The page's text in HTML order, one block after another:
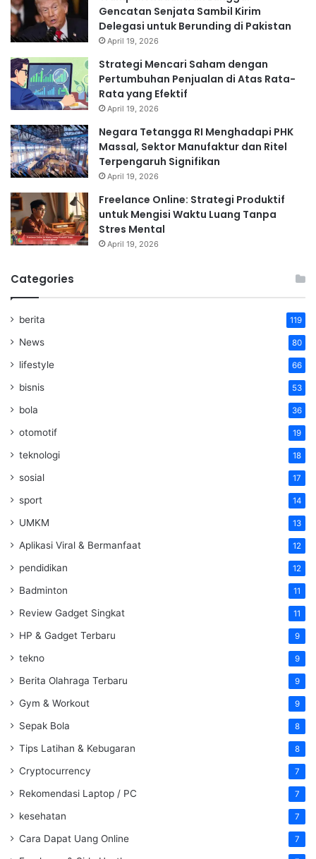
Gencatan Senjata Sambil Kirim
Delegasi untuk Berunding di Pakistan
April 19, 2026
Strategi Mencari Saham dengan
Pertumbuhan Penjualan di Atas Rata-
Rata yang Efektif
April 19, 2026
Negara Tetangga RI Menghadapi PHK
Massal, Sektor Manufaktur dan Ritel
Terpengaruh Signifikan
April 19, 2026
Freelance Online: Strategi Produktif
untuk Mengisi Waktu Luang Tanpa
Stres Mental
April 19, 2026
Categories
berita 119
News 80
lifestyle 66
bisnis 53
bola 36
otomotif 19
teknologi 18
sosial 17
sport 14
UMKM 13
Aplikasi Viral & Bermanfaat 12
pendidikan 12
Badminton 11
Review Gadget Singkat 11
HP & Gadget Terbaru 9
tekno 9
Berita Olahraga Terbaru 9
Gym & Workout 9
Sepak Bola 8
Tips Latihan & Kebugaran 8
Cryptocurrency 7
Rekomendasi Laptop / PC 7
kesehatan 7
Cara Dapat Uang Online 7